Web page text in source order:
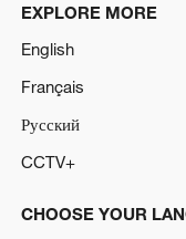
EXPLORE MORE
English
Français
Русский
CCTV+
CHOOSE YOUR